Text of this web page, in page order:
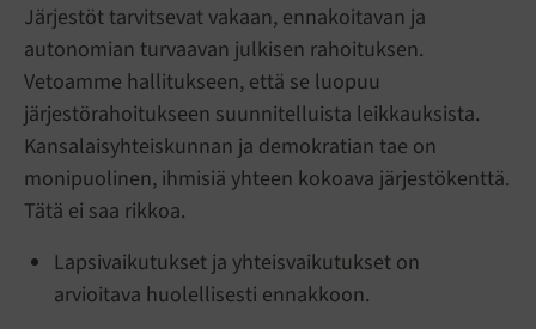
Järjestöt tarvitsevat vakaan, ennakoitavan ja
autonomian turvaavan julkisen rahoituksen.
Vetoamme hallitukseen, että se luopuu
järjestörahoitukseen suunnitelluista leikkauksista.
Kansalaisyhteiskunnan ja demokratian tae on
monipuolinen, ihmisiä yhteen kokoava järjestökenttä.
Tätä ei saa rikkoa.
Lapsivaikutukset ja yhteisvaikutukset on
arvioitava huolellisesti ennakkoon.